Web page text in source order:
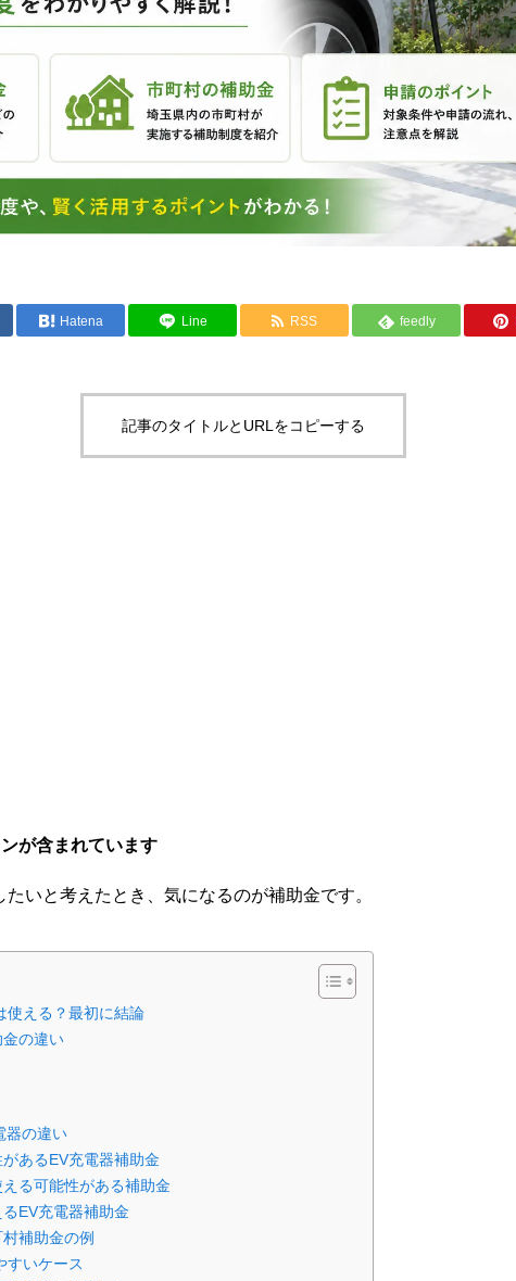
Hatena Line RSS feedly
記事のタイトルとURLをコピーする
が含まれています
いと考えたとき、気になるのが補助金です。
使える？最初に結論
の違い
器の違い
あるEV充電器補助金
る可能性がある補助金
EV充電器補助金
補助金の例
すいケース